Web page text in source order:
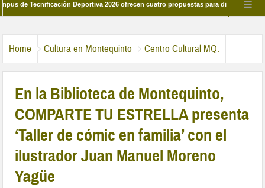
Tecnificación Deportiva 2026 ofrecen cuatro propuestas para disfrutar del deporte
Home Cultura en Montequinto Centro Cultural MQ.
En la Biblioteca de Montequinto,
COMPARTE TU ESTRELLA presenta
‘Taller de cómic en familia’ con el
ilustrador Juan Manuel Moreno
Yagüe